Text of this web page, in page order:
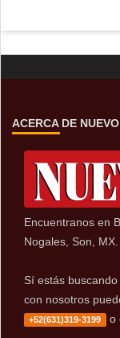
ACERCA DE
Encuentranos en
Nogales, Son, MX.
Sí estás
con nosotros
+52(631)319-3199 o